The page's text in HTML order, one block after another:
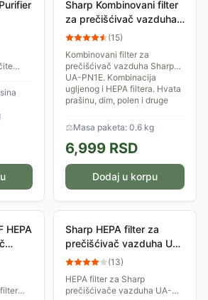
kako
Sharp Kombinovani filter
za prečišćivač vazduha
UZ-PN1SF
(15)
Kombinovani filter za
prečišćivač vazduha Sharp
UA-PN1E. Kombinacija
ugljenog i HEPA filtera. Hvata
prašinu, dim, polen i druge
⚖Masa paketa: 0.6 kg
6,999 RSD
Dodaj u korpu
HEPA
Sharp HEPA filter za
prečišćivač vazduha UZ-
HG3HF
(13)
HEPA filter za Sharp
prečišćivače vazduha UA-